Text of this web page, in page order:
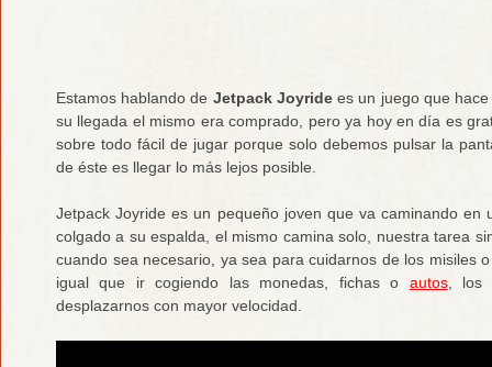
Estamos hablando de Jetpack Joyridees un juego que hace
su llegada el mismo era comprado, pero ya hoy en día es
sobre todo fácil de jugar porque solo debemos pulsar la
de éste es llegar lo más lejos posible.
Jetpack Joyride es un pequeño joven que va caminando
colgado a su espalda, el mismo camina solo, nuestra tarea
cuando sea necesario, ya sea para cuidarnos de los misiles
igual que ir cogiendo las monedas, fichas o autos, los
desplazarnos con mayor velocidad.